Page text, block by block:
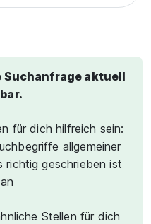
Suchanfrage aktuell
für dich hilfreich sein:
allgemeiner
richtig geschrieben ist
Stellen für dich